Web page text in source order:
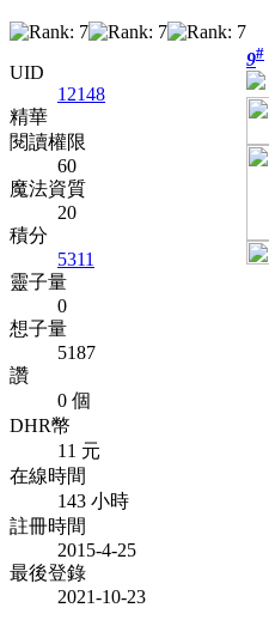
UID
12148
精華
閱讀權限
60
魔法資質
20
積分
5311
靈子量
0
想子量
5187
讚
0 個
DHR幣
11 元
在線時間
143 小時
註冊時間
2015-4-25
最後登錄
2021-10-23
9#